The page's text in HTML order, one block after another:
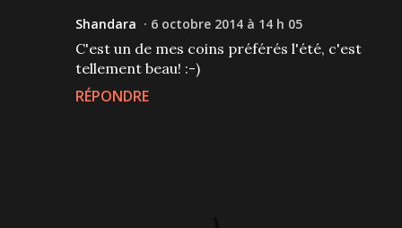
Shandara 6 octobre 2014 à 14 h 05
C'est un de mes coins préférés l'été, c'est
tellement beau! :-)
RÉPONDRE